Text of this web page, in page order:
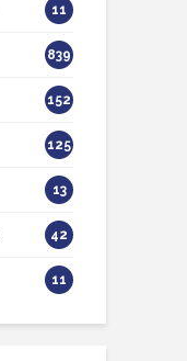
11
839
152
125
13
42
11